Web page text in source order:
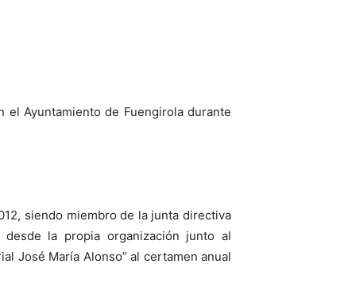
Ayuntamiento de Fuengirola durante
siendo miembro de la junta directiva
la propia organización junto al
José María Alonso” al certamen anual